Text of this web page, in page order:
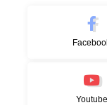
Youtube